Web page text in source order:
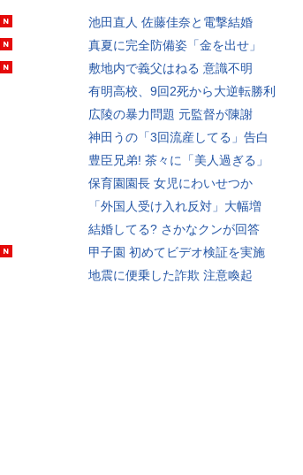
池田直人 佐藤佳奈と電撃結婚
真夏に完全防備姿「金を出せ」
敷地内で義父はねる 意識不明
有明高校、9回2死から大逆転勝利
広陵の暴力問題 元監督が陳謝
神田うの「3回流産してる」告白
豊臣兄弟! 茶々に「美人過ぎる」
保育園園長 女児にわいせつか
「外国人受け入れ反対」大幅増
結婚してる? さかなクンが回答
甲子園 初めてビデオ検証を実施
地震に便乗した詐欺 注意喚起